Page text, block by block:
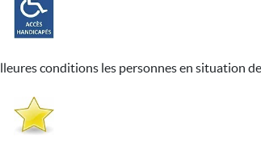
conditions les personnes en situation